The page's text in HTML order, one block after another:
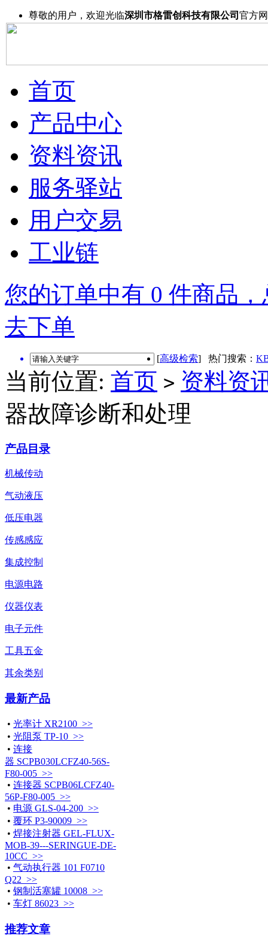
尊敬的用户，欢迎光临深圳市格雷创科技有限公司 官方
首页
产品中心
资料资讯
服务驿站
用户交易
工业链
您的订单中有 0 件商品
去下单
[高级检索] 热门搜索：
当前位置: 首页 > 资料资
器故障诊断和处理
产品目录
机械传动
气动液压
低压电器
传感感应
集成控制
电源电路
仪器仪表
电子元件
工具五金
其余类别
最新产品
• 光率计 XR2100 >>
• 光阻泵 TP-10 >>
• 连接
器 SCPB030LCFZ40-56S-
F80-005 >>
• 连接器 SCPB06LCFZ40-
56P-F80-005 >>
• 电源 GLS-04-200 >>
• 覆环 P3-90009 >>
• 焊接注射器 GEL-FLUX-
MOB-39---SERINGUE-DE-
10CC >>
• 气动执行器 101 F0710
Q22 >>
• 钢制活塞罐 10008 >>
• 车灯 86023 >>
推荐文章